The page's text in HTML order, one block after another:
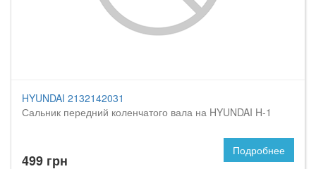
HYUNDAI 2132142031
Сальник передний коленчатого вала на HYUNDAI H-1
499 грн
Подробнее